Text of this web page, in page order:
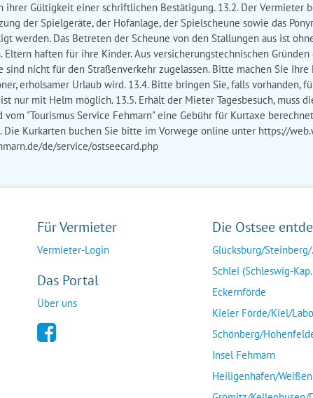
ihrer Gültigkeit einer schriftlichen Bestätigung. 13.2. Der Vermieter
der Spielgeräte, der Hofanlage, der Spielscheune sowie das
werden. Das Betreten der Scheune von den Stallungen aus ist
Eltern haften für ihre Kinder. Aus versicherungstechnischen
nicht für den Straßenverkehr zugelassen. Bitte machen Sie
erholsamer Urlaub wird. 13.4. Bitte bringen Sie, falls vorhanden,
nur mit Helm möglich. 13.5. Erhält der Mieter Tagesbesuch, muss
vom "Tourismus Service Fehmarn" eine Gebühr für Kurtaxe
Die Kurkarten buchen Sie bitte im Vorwege online unter https://
de/service/ostseecard.php
Für Vermieter
Vermieter-Login
Das Portal
Über uns
Die Ostsee
Glücksburg/
Schlei (Schleswig-
Eckernförde
Kieler Förde/Kiel/
Schönberg/
Insel Fehmarn
Heiligenhafen/